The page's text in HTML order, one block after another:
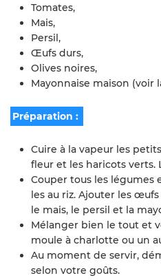
Tomates,
Mais,
Persil,
Œufs durs,
Olives noires,
Mayonnaise maison (voir
Préparation :
Cuire à la vapeur les
fleur et les haricots verts.
Couper tous les
les au riz. Ajouter les
le mais, le persil et la
Mélanger bien le tout et
moule à charlotte ou un
Au moment de servir,
selon votre goûts.